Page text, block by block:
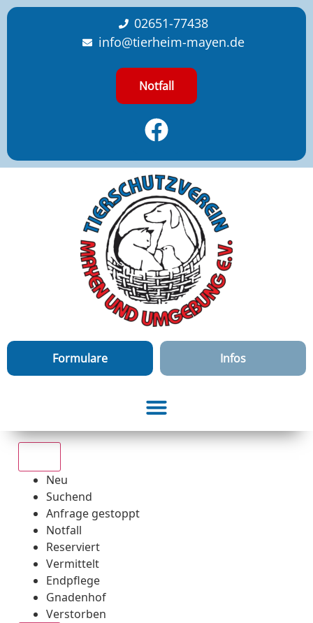
content
02651-77438
info@tierheim-mayen.de
Notfall
Formulare Infos
Neu
Suchend
Anfrage gestoppt
Notfall
Reserviert
Vermittelt
Endpflege
Gnadenhof
Verstorben